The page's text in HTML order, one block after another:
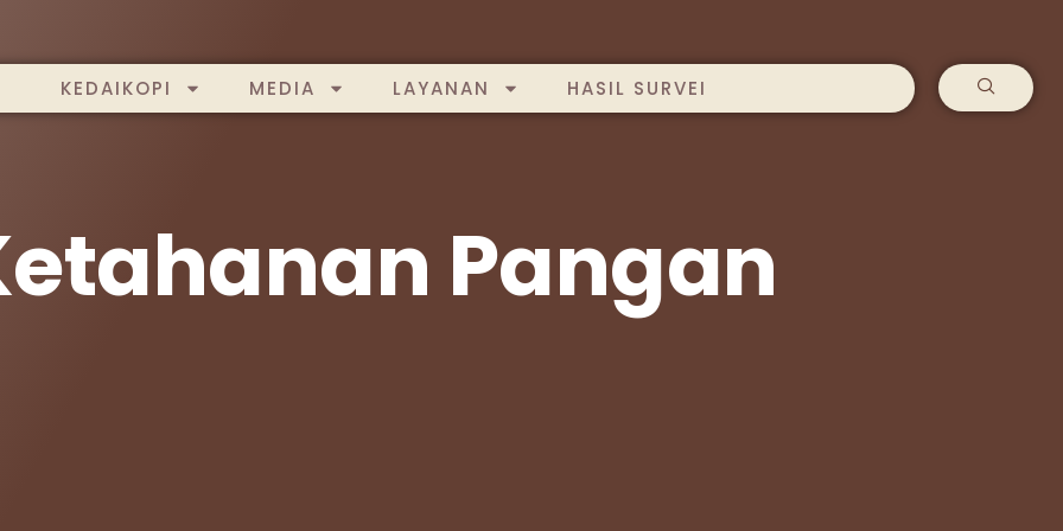
KEDAIKOPI MEDIA LAYANAN HASIL SURVEI
Pangan